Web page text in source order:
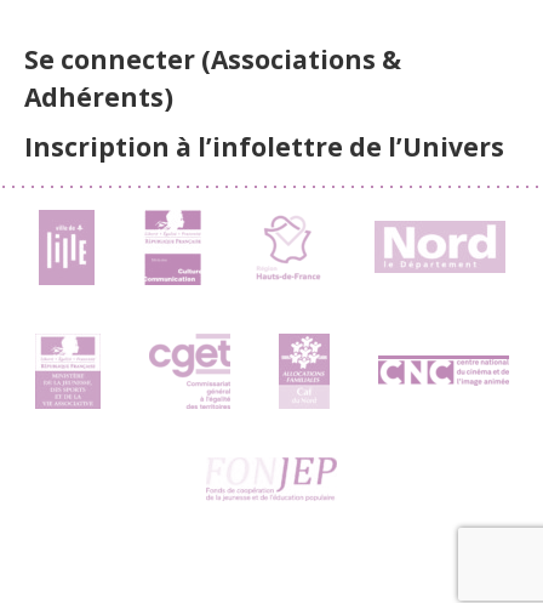
Se connecter (Associations &
Adhérents)
Inscription à l’infolettre de l’Univers